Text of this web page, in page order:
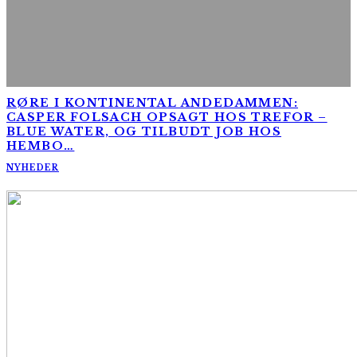
RØRE I KONTINENTAL ANDEDAMMEN:
CASPER FOLSACH OPSAGT HOS TREFOR –
BLUE WATER, OG TILBUDT JOB HOS
HEMBO…
NYHEDER